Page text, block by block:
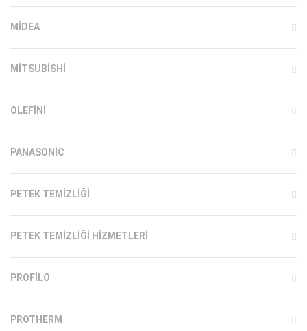
MIDEA
MITSUBISHI
OLEFINI
PANASONIC
PETEK TEMIZLIĞI
PETEK TEMIZLIĞI HIZMETLERI
PROFILO
PROTHERM